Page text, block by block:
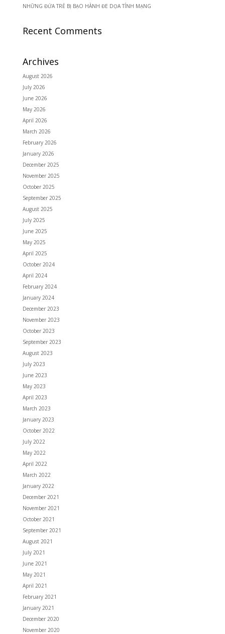
NHỮNG ĐỨA TRẺ BỊ BẠO HÀNH ĐE DỌA TÍNH MẠNG
Recent Comments
Archives
August 2026
July 2026
June 2026
May 2026
April 2026
March 2026
February 2026
January 2026
December 2025
November 2025
October 2025
September 2025
August 2025
July 2025
June 2025
May 2025
April 2025
October 2024
April 2024
February 2024
January 2024
December 2023
November 2023
October 2023
September 2023
August 2023
July 2023
June 2023
May 2023
April 2023
March 2023
January 2023
October 2022
July 2022
May 2022
April 2022
March 2022
January 2022
December 2021
November 2021
October 2021
September 2021
August 2021
July 2021
June 2021
May 2021
April 2021
February 2021
January 2021
December 2020
November 2020